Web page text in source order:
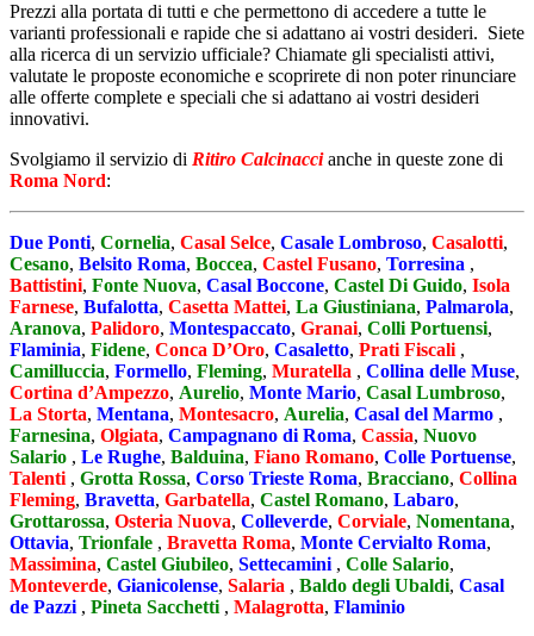
Prezzi alla portata di tutti e che permettono di accedere a tutte le
varianti professionali e rapide che si adattano ai vostri desideri. Siete
alla ricerca di un servizio ufficiale? Chiamate gli specialisti attivi,
valutate le proposte economiche e scoprirete di non poter rinunciare
alle offerte complete e speciali che si adattano ai vostri desideri
innovativi.
Svolgiamo il servizio di Ritiro Calcinaccianche in queste zone di
Roma Nord:
Due Ponti, Cornelia, Casal Selce, Casale Lombroso, Casalotti,
Cesano, Belsito Roma, Boccea, Castel Fusano, Torresina ,
Battistini, Fonte Nuova, Casal Boccone, Castel Di Guido, Isola
Farnese, Bufalotta, Casetta Mattei, La Giustiniana, Palmarola,
Aranova, Palidoro, Montespaccato, Granai, Colli Portuensi,
Flaminia, Fidene, Conca D’Oro, Casaletto, Prati Fiscali ,
Camilluccia, Formello, Fleming, Muratella , Collina delle Muse,
Cortina d’Ampezzo, Aurelio, Monte Mario, Casal Lumbroso,
La Storta, Mentana, Montesacro, Aurelia, Casal del Marmo ,
Farnesina, Olgiata, Campagnano di Roma, Cassia, Nuovo
Salario , Le Rughe, Balduina, Fiano Romano, Colle Portuense,
Talenti , Grotta Rossa, Corso Trieste Roma, Bracciano, Collina
Fleming, Bravetta, Garbatella, Castel Romano, Labaro,
Grottarossa, Osteria Nuova, Colleverde, Corviale, Nomentana,
Ottavia, Trionfale , Bravetta Roma, Monte Cervialto Roma,
Massimina, Castel Giubileo, Settecamini , Colle Salario,
Monteverde, Gianicolense, Salaria , Baldo degli Ubaldi, Casal
de Pazzi , Pineta Sacchetti , Malagrotta, Flaminio